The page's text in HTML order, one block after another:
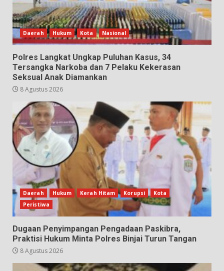
Daerah Hukum Kota Nasional
Polres Langkat Ungkap Puluhan Kasus, 34
Tersangka Narkoba dan 7 Pelaku Kekerasan
Seksual Anak Diamankan
8 Agustus 2026
Daerah Hukum Kerah Hitam Korupsi
Kota
Peristiwa
Dugaan Penyimpangan Pengadaan Paskibra,
Praktisi Hukum Minta Polres Binjai Turun Tangan
8 Agustus 2026